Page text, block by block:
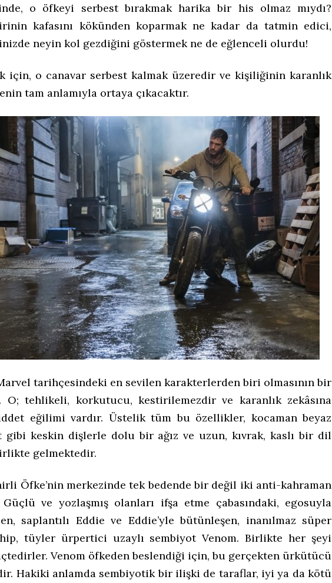
o öfkeyi serbest bırakmak harika bir his olmaz mıydı?
kafasını kökünden koparmak ne kadar da tatmin edici,
neyin kol gezdiğini göstermek ne de eğlenceli olurdu!
için, o canavar serbest kalmak üzeredir ve kişiliğinin karanlık
tam anlamıyla ortaya çıkacaktır.
tarihçesindeki en sevilen karakterlerden biri olmasının bir
O; tehlikeli, korkutucu, kestirilemezdir ve karanlık zekâsına
eğilimi vardır. Üstelik tüm bu özellikler, kocaman beyaz
gibi keskin dişlerle dolu bir ağız ve uzun, kıvrak, kaslı bir dil
gelmektedir.
Öfke’nin merkezinde tek bedende bir değil iki anti-kahraman
ve yozlaşmış olanları ifşa etme çabasındaki, egosuyla
saplantılı Eddie ve Eddie’yle bütünleşen, inanılmaz süper
tüyler ürpertici uzaylı sembiyot Venom. Birlikte her şeyi
Venom öfkeden beslendiği için, bu gerçekten ürkütücü
Hakiki anlamda sembiyotik bir ilişki de taraflar, iyi ya da kötü